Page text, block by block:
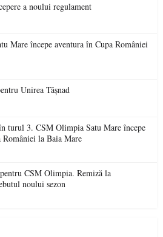
a noului regulament
aventura în Cupa României
Unirea Tășnad
turul 3. CSM Olimpia Satu Mare începe
României la Baia Mare
CSM Olimpia. Remiză la
noului sezon